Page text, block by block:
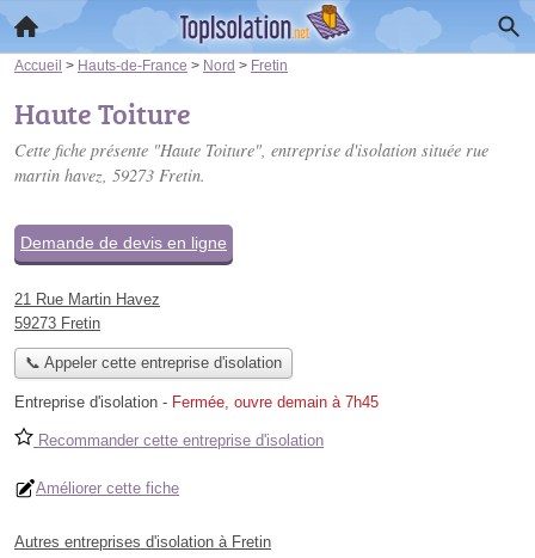
Accueil > Hauts-de-France > Nord > Fretin
Haute Toiture
Cette fiche présente "Haute Toiture", entreprise d'isolation située rue
martin havez, 59273 Fretin.
Demande de devis en ligne
21 Rue Martin Havez
59273 Fretin
📞 Appeler cette entreprise d'isolation
Entreprise d'isolation - Fermée, ouvre demain à 7h45
Recommander cette entreprise d'isolation
Améliorer cette fiche
Autres entreprises d'isolation à Fretin